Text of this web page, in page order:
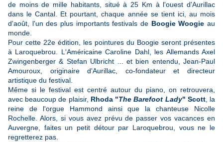
de moins de mille habitants, situé à 25 Km à l'ouest d'Aurillac
dans le Cantal. Et pourtant, chaque année se tient ici, au mois
d'août, l'un des plus importants festivals de Boogie Woogie au
monde.
Pour cette 22e édition, les pointures du Boogie seront présentes
à Laroquebrou. L'Américaine Caroline Dahl, les Allemands Axel
Zwingenberger & Stefan Ulbricht ... et bien entendu, Jean-Paul
Amouroux, originaire d'Aurillac, co-fondateur et directeur
artistique du festival.
Même si le festival est centré autour du piano, on retrouvera,
avec beaucoup de plaisir, Rhoda "The Barefoot Lady" Scott, la
reine de l'orgue Hammond ainsi que la chanteuse Nicolle
Rochelle. Alors, si vous avez prévu de passer vos vacances en
Auvergne, faites un petit détour par Laroquebrou, vous ne le
regretterez pas.